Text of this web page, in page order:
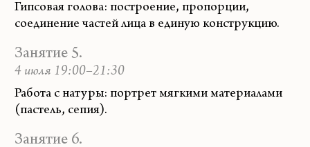
Гипсовая голова: построение, пропорции,
соединение частей лица в единую конструкцию.
Занятие 5.
4 июля 19:00–21:30
Работа с натуры: портрет мягкими материалами
(пастель, сепия).
Занятие 6.